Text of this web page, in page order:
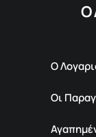
Ο
Ο
Οι